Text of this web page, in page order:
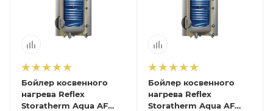
Бойлер косвенного
нагрева Reflex
Storatherm Aqua AF
Бойлер косвенного
нагрева Reflex
Storatherm Aqua AF